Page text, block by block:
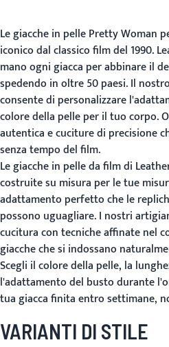
Le giacche in pelle Pretty Woman
iconico dal classico film del 1990.
mano ogni giacca per abbinare il
spedendo in oltre 50 paesi. Il
consente di personalizzare
colore della pelle per il tuo corpo.
autentica e cuciture di precisione
senza tempo del film.
Le giacche in pelle da film di
costruite su misura per le tue
adattamento perfetto che le
possono uguagliare. I nostri
cucitura con tecniche affinate nel
giacche che si indossano
Scegli il colore della pelle, la
l'adattamento del busto durante
tua giacca finita entro settimane,
VARIANTI DI STILE